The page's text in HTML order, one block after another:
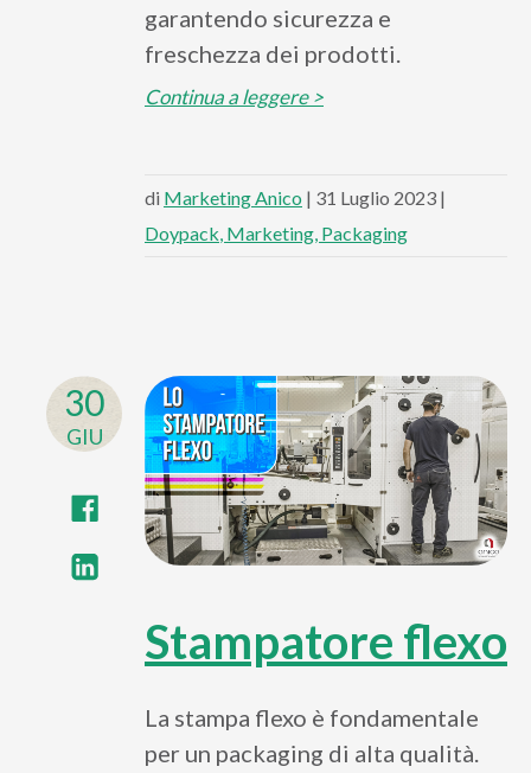
garantendo sicurezza e
freschezza dei prodotti.
Continua a leggere >
di Marketing Anico | 31 Luglio 2023 |
Doypack Marketing Packaging
30
GIU
Stampatore flexo
La stampa flexo è fondamentale
per un packaging di alta qualità.